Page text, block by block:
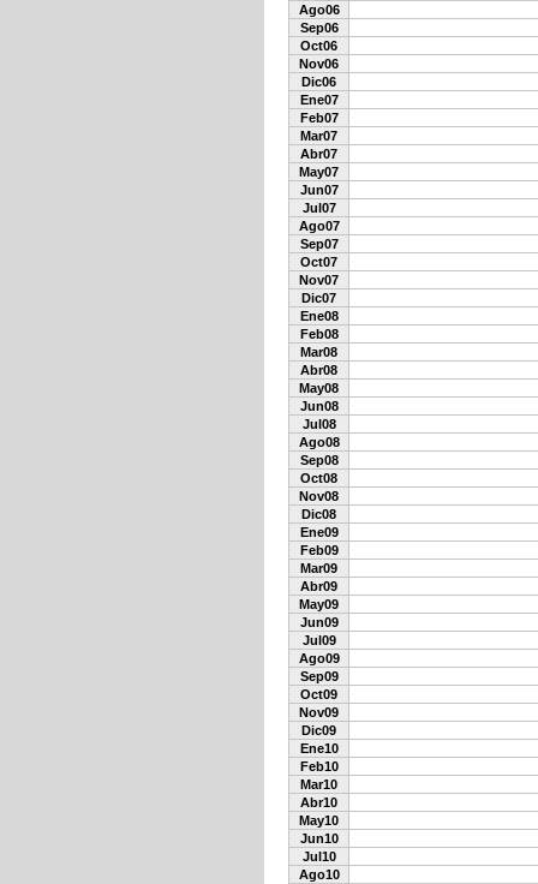
Ago06
Sep06
Oct06
Nov06
Dic06
Ene07
Feb07
Mar07
Abr07
May07
Jun07
Jul07
Ago07
Sep07
Oct07
Nov07
Dic07
Ene08
Feb08
Mar08
Abr08
May08
Jun08
Jul08
Ago08
Sep08
Oct08
Nov08
Dic08
Ene09
Feb09
Mar09
Abr09
May09
Jun09
Jul09
Ago09
Sep09
Oct09
Nov09
Dic09
Ene10
Feb10
Mar10
Abr10
May10
Jun10
Jul10
Ago10